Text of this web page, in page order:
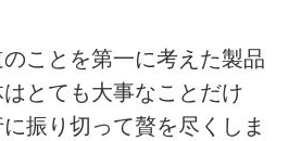
ことを第一に考えた製品
とても大事なことだけ
振り切って贅を尽くしま